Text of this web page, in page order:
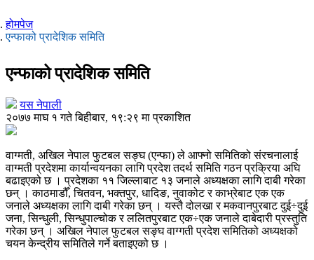
होमपेज
एन्फाको प्रादेशिक समिति
एन्फाको प्रादेशिक समिति
यस नेपाली
२०७७ माघ १ गते बिहीबार, १९:२९ मा प्रकाशित
वाग्मती, अखिल नेपाल फुटबल सङ्घ (एन्फा) ले आफ्नो समितिको संरचनालाई
वाग्मती प्रदेशमा कार्यान्वयनका लागि प्रदेश तदर्थ समिति गठन प्रक्रिया अघि
बढाइएको छ । प्रदेशका ११ जिल्लाबाट १३ जनाले अध्यक्षका लागि दाबी गरेका
छन् । काठमाडौँ, चितवन, भक्तपुर, धादिङ, नुवाकोट र काभ्रेबाट एक एक
जनाले अध्यक्षका लागि दाबी गरेका छन् । यस्तै दोलखा र मकवानपुरबाट दुई÷दुई
जना, सिन्धुली, सिन्धुपाल्चोक र ललितपुरबाट एक÷एक जनाले दाबेदारी प्रस्तुति
गरेका छन् । अखिल नेपाल फुटबल सङ्घ वाग्गती प्रदेश समितिको अध्यक्षको
चयन केन्द्रीय समितिले गर्ने बताइएको छ ।